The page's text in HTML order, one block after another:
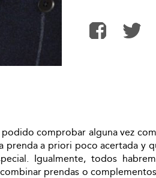
comprobar alguna vez
prenda a priori poco acertada y
Igualmente, todos
prendas o